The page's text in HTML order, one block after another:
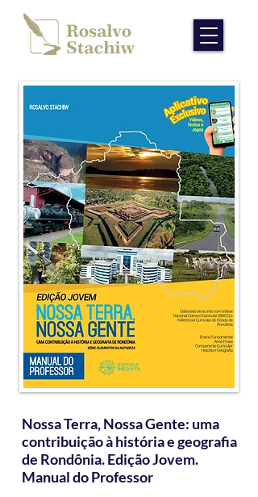
Nossa Terra, Nossa Gente: uma
contribuição à história e geografia
de Rondônia. Edição Jovem.
Manual do Professor